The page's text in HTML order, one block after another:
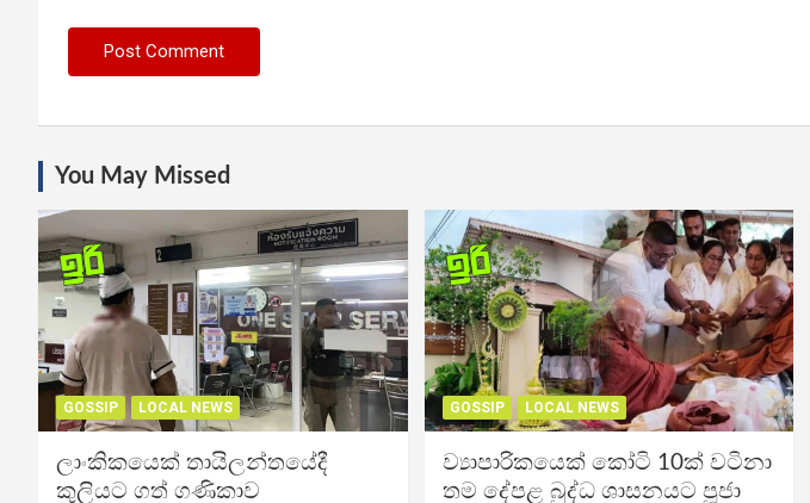
You May Missed
GOSSIP LOCAL NEWS
ලාංකිකයෙක් තායිලන්තයේදී
කුලියට ගත් ගණිකාව
GOSSIP LOCAL NEWS
ව්‍යාපාරිකයෙක් කෝටි 10ක් වටිනා
තම දේපළ බුද්ධ ශාසනයට පූජා